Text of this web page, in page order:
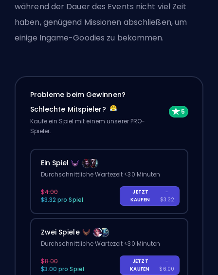
während der Dauer des Events nicht viel Zeit
haben, genügend Missionen abschließen, um
einige Ingame-Goodies zu bekommen.
Probleme beim Gewinnen?
Schlechte Mitspieler?
Kaufe ein Spiel mit einem unserer PRO-
Spieler.
Ein Spiel
Durchschnittliche Wartezeit <30 Minuten
$4.00
$3.32 pro Spiel
JETZT
KAUFEN
-
$3.32
Zwei Spiele
Durchschnittliche Wartezeit <30 Minuten
$8.00
$3.00 pro Spiel
JETZT
KAUFEN
-
$6.00